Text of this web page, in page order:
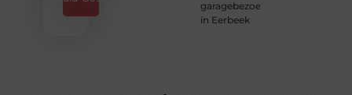
garagebezoek
in Eerbeek